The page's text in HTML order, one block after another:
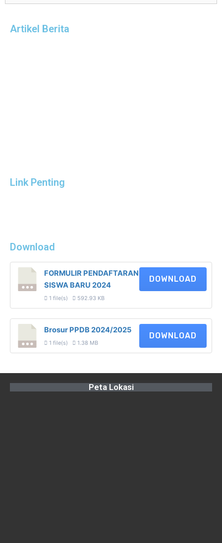
Artikel Berita
Link Penting
Download
FORMULIR PENDAFTARAN
SISWA BARU 2024
1 file(s) 592.93 KB
DOWNLOAD
Brosur PPDB 2024/2025
1 file(s) 1.38 MB
DOWNLOAD
Peta Lokasi